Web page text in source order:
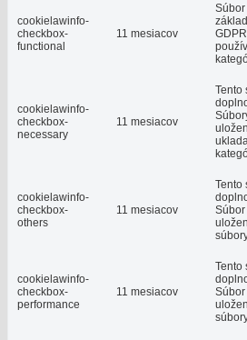
cookielawinfo-
checkbox-
functional
11 mesiacov
cookielawinfo-
checkbox-
necessary
11 mesiacov
Tento
cookielawinfo-
checkbox-
others
11 mesiacov
Tento
cookielawinfo-
checkbox-
performance
11 mesiacov
Tento